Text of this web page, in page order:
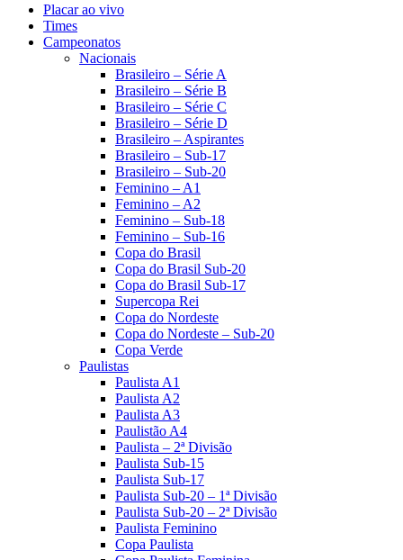
Placar ao vivo
Times
Campeonatos
Nacionais
Brasileiro – Série A
Brasileiro – Série B
Brasileiro – Série C
Brasileiro – Série D
Brasileiro – Aspirantes
Brasileiro – Sub-17
Brasileiro – Sub-20
Feminino – A1
Feminino – A2
Feminino – Sub-18
Feminino – Sub-16
Copa do Brasil
Copa do Brasil Sub-20
Copa do Brasil Sub-17
Supercopa Rei
Copa do Nordeste
Copa do Nordeste – Sub-20
Copa Verde
Paulistas
Paulista A1
Paulista A2
Paulista A3
Paulistão A4
Paulista – 2ª Divisão
Paulista Sub-15
Paulista Sub-17
Paulista Sub-20 – 1ª Divisão
Paulista Sub-20 – 2ª Divisão
Paulista Feminino
Copa Paulista